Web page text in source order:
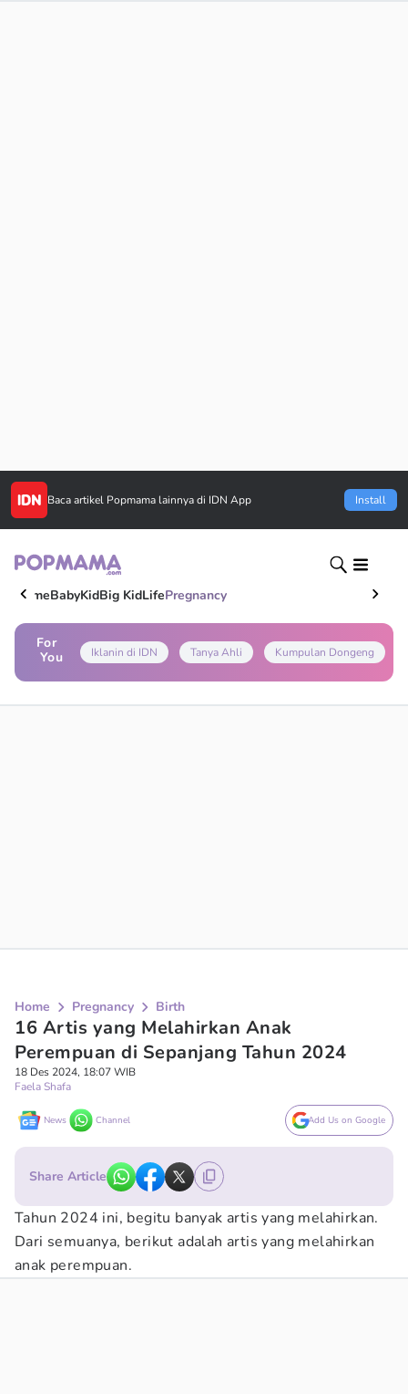
Baca artikel Popmama lainnya di IDN App Install
HomeBabyKidBig KidLifePregnancy
For
You
Iklanin di IDN Tanya Ahli Kumpulan Dongeng
Home Pregnancy Birth
16 Artis yang Melahirkan Anak
Perempuan di Sepanjang Tahun 2024
18 Des 2024, 18:07 WIB
Faela Shafa
News Channel Add Us on Google
Share Article
Tahun 2024 ini, begitu banyak artis yang melahirkan.
Dari semuanya, berikut adalah artis yang melahirkan
anak perempuan.